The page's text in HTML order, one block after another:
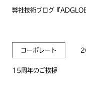
弊社技術ブログ『
コーポレート
15周年のご挨拶